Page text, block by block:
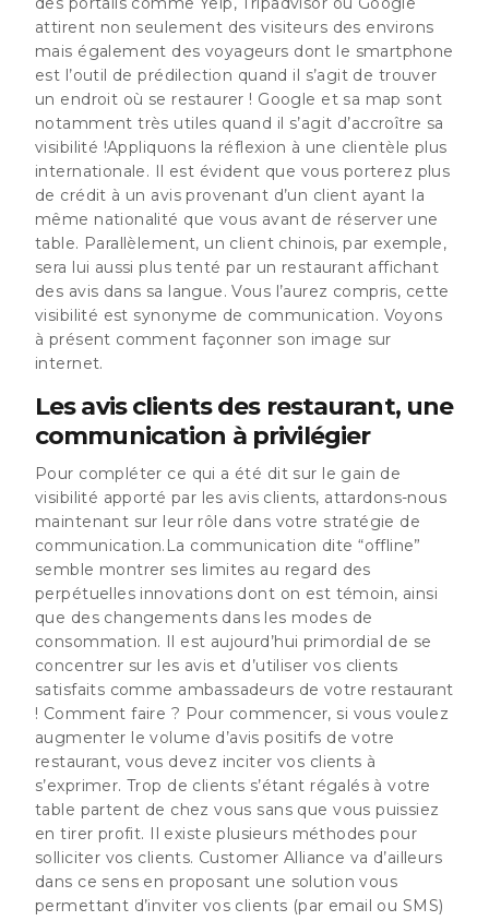
attirent non seulement des visiteurs des environs
mais également des voyageurs dont le smartphone
est l’outil de prédilection quand il s’agit de trouver
un endroit où se restaurer ! Google et sa map sont
notamment très utiles quand il s’agit d’accroître sa
visibilité !Appliquons la réflexion à une clientèle plus
internationale. Il est évident que vous porterez plus
de crédit à un avis provenant d’un client ayant la
même nationalité que vous avant de réserver une
table. Parallèlement, un client chinois, par exemple,
sera lui aussi plus tenté par un restaurant affichant
des avis dans sa langue. Vous l’aurez compris, cette
visibilité est synonyme de communication. Voyons
à présent comment façonner son image sur
internet.
Les avis clients des restaurant, une
communication à privilégier
Pour compléter ce qui a été dit sur le gain de
visibilité apporté par les avis clients, attardons-nous
maintenant sur leur rôle dans votre stratégie de
communication.La communication dite “offline”
semble montrer ses limites au regard des
perpétuelles innovations dont on est témoin, ainsi
que des changements dans les modes de
consommation. Il est aujourd’hui primordial de se
concentrer sur les avis et d’utiliser vos clients
satisfaits comme ambassadeurs de votre restaurant
! Comment faire ? Pour commencer, si vous voulez
augmenter le volume d’avis positifs de votre
restaurant, vous devez inciter vos clients à
s’exprimer.Trop de clients s’étant régalés à votre
table partent de chez vous sans que vous puissiez
en tirer profit. Il existe plusieurs méthodes pour
solliciter vos clients. Customer Alliance va d’ailleurs
dans ce sens en proposant une solution vous
permettant d’inviter vos clients (par email ou SMS)